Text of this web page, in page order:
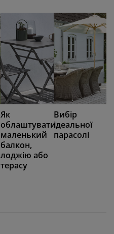
Як
облаштувати
маленький
балкон,
лоджію або
терасу
Вибір
ідеальної
парасолі